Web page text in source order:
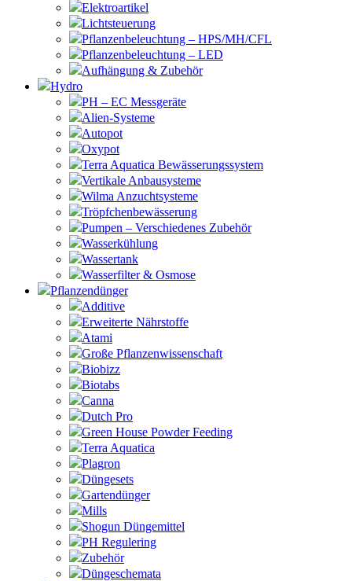
Elektroartikel
Lichtsteuerung
Pflanzenbeleuchtung – HPS/MH/CFL
Pflanzenbeleuchtung – LED
Aufhängung & Zubehör
Hydro
PH – EC Messgeräte
Alien-Systeme
Autopot
Oxypot
Terra Aquatica Bewässerungssystem
Vertikale Anbausysteme
Wilma Anzuchtsysteme
Tröpfchenbewässerung
Pumpen – Verschiedenes Zubehör
Wasserkühlung
Wassertank
Wasserfilter & Osmose
Pflanzendünger
Additive
Erweiterte Nährstoffe
Atami
Große Pflanzenwissenschaft
Biobizz
Biotabs
Canna
Dutch Pro
Green House Powder Feeding
Terra Aquatica
Plagron
Düngesets
Gartendünger
Mills
Shogun Düngemittel
PH Regulering
Zubehör
Düngeschemata